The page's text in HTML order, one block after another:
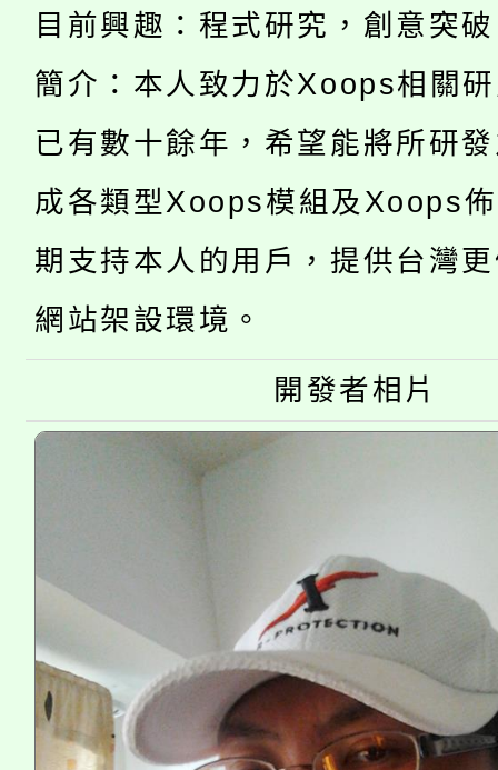
徵才活動。
局官網。
8月14至27日，桃園電
115年桃園市運動會8/
田徑場及游泳池舉行。
桃園市低收入戶享有免
視費優惠，中低收入戶
半價優惠，詳情可洽有
者。
大園自造教育及科技中
份教師增能研習
大溪自造教育及科技中
份教師研習
淨零綠生活教案入校路
115年食農教育專業人
目前興趣：程式研究，創意突
簡介：本人致力於Xoops相關
已有數十餘年，希望能將所研
成各類型Xoops模組及Xoops
期支持本人的用戶，提供台灣
網站架設環境。
開發者相片